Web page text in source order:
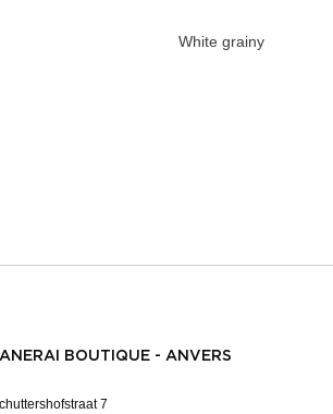
White grainy
BOUTIQUE - ANVERS
7